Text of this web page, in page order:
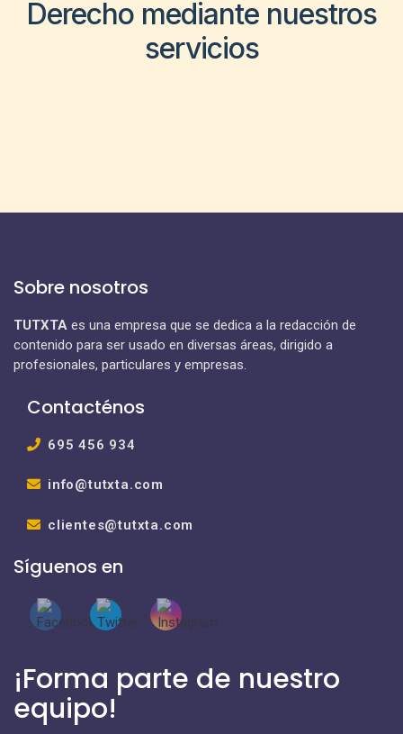
Derecho mediante nuestros
servicios
Sobre nosotros
TUTXTA es una empresa que se dedica a la redacción de
contenido para ser usado en diversas áreas, dirigido a
profesionales, particulares y empresas.
Contacténos
695 456 934
info@tutxta.com
clientes@tutxta.com
Síguenos en
¡Forma parte de nuestro
equipo!